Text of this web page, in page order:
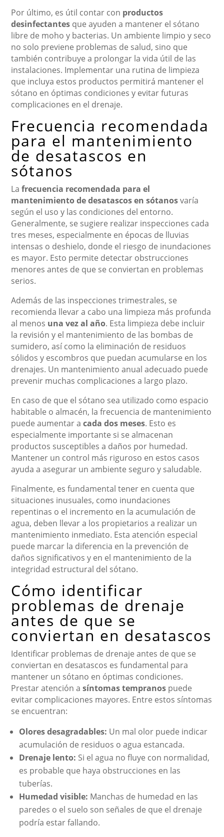
Por último, es útil contar con productos
desinfectantes que ayuden a mantener el sótano
libre de moho y bacterias. Un ambiente limpio y seco
no solo previene problemas de salud, sino que
también contribuye a prolongar la vida útil de las
instalaciones. Implementar una rutina de limpieza
que incluya estos productos permitirá mantener el
sótano en óptimas condiciones y evitar futuras
complicaciones en el drenaje.
Frecuencia recomendada
para el mantenimiento
de desatascos en
sótanos
Lafrecuencia recomendada para el
mantenimiento de desatascos en sótanosvaría
según el uso y las condiciones del entorno.
Generalmente, se sugiere realizar inspecciones cada
tres meses, especialmente en épocas de lluvias
intensas o deshielo, donde el riesgo de inundaciones
es mayor. Esto permite detectar obstrucciones
menores antes de que se conviertan en problemas
serios.
Además de las inspecciones trimestrales, se
recomienda llevar a cabo una limpieza más profunda
al menos una vez al año. Esta limpieza debe incluir
la revisión y el mantenimiento de las bombas de
sumidero, así como la eliminación de residuos
sólidos y escombros que puedan acumularse en los
drenajes. Un mantenimiento anual adecuado puede
prevenir muchas complicaciones a largo plazo.
En caso de que el sótano sea utilizado como espacio
habitable o almacén, la frecuencia de mantenimiento
puede aumentar acada dos meses. Esto es
especialmente importante si se almacenan
productos susceptibles a daños por humedad.
Mantener un control más riguroso en estos casos
ayuda a asegurar un ambiente seguro y saludable.
Finalmente, es fundamental tener en cuenta que
situaciones inusuales, como inundaciones
repentinas o el incremento en la acumulación de
agua, deben llevar a los propietarios a realizar un
mantenimiento inmediato. Esta atención especial
puede marcar la diferencia en la prevención de
daños significativos y en el mantenimiento de la
integridad estructural del sótano.
Cómo identificar
problemas de drenaje
antes de que se
conviertan en desatascos
Identificar problemas de drenaje antes de que se
conviertan en desatascos es fundamental para
mantener un sótano en óptimas condiciones.
Prestar atención asíntomas tempranos puede
evitar complicaciones mayores. Entre estos síntomas
se encuentran:
Olores desagradables: Un mal olor puede indicar
acumulación de residuos o agua estancada.
Drenaje lento: Si el agua no fluye con normalidad,
es probable que haya obstrucciones en las
tuberías.
Humedad visible: Manchas de humedad en las
paredes o el suelo son señales de que el drenaje
podría estar fallando.